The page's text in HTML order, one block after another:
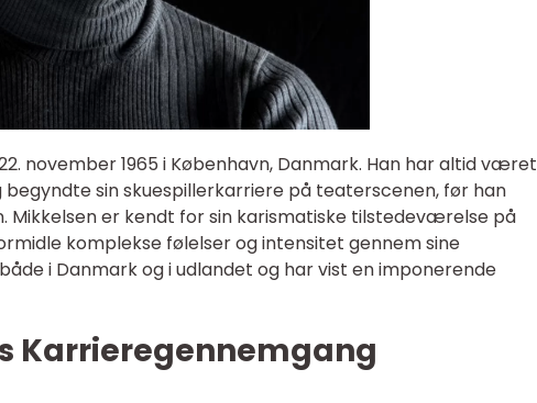
november 1965 i København, Danmark. Han har altid været
sin skuespillerkarriere på teaterscenen, før han
Mikkelsen er kendt for sin karismatiske tilstedeværelse på
komplekse følelser og intensitet gennem sine
i Danmark og i udlandet og har vist en imponerende
Karrieregennemgang